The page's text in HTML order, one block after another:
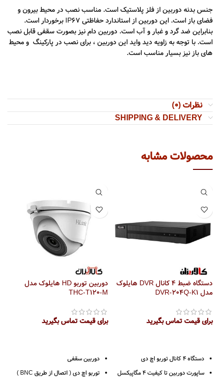
جنس بدنه دوربین از فلز پلاستیک است. مناسب نصب در محیط بیرون و
فضای باز است. این دوربین از استاندارد حفاظتی IP67 برخوردار است.
بنابراین ضد گرد و غبار و آب است. دوربین دام نیز بصورت سقفی قابل نصب
است. با توجه به زاویه دید واید این دوربین ، برای نصب در پارکینگ و محیط
های باز نیز بسیار مناسب است.
نظرات (0)
SHIPPING & DELIVERY
محصولات مشابه
دستگاه ضبط 4 کانال DVR هایلوک
مدل DVR-204Q-K1
برای قیمت تماس بگیرید
دستگاه 4 کانال توربو اچ دی
ساپورت دوربین تا کیفیت 4 مگاپیکسل
دوربین توربو HD هایلوک مدل
THC-T120-M
برای قیمت تماس بگیرید
دوربین سقفی
توربو اچ دی ( اتصال از طریق BNC )